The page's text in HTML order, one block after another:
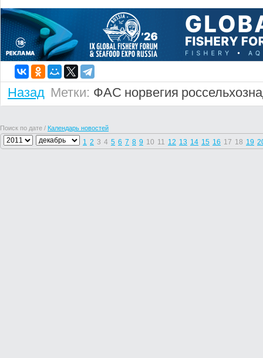
Назад Метки: ФАС норвегия
Поиск по дате / Календарь новостей
1 2 3 4 5 6 7 8 9 10 11 12 13 14 15 16 17 18 19